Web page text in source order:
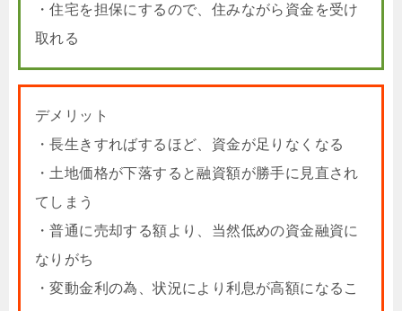
・住宅を担保にするので、住みながら資金を受け
取れる
デメリット
・長生きすればするほど、資金が足りなくなる
・土地価格が下落すると融資額が勝手に見直され
てしまう
・普通に売却する額より、当然低めの資金融資に
なりがち
・変動金利の為、状況により利息が高額になるこ